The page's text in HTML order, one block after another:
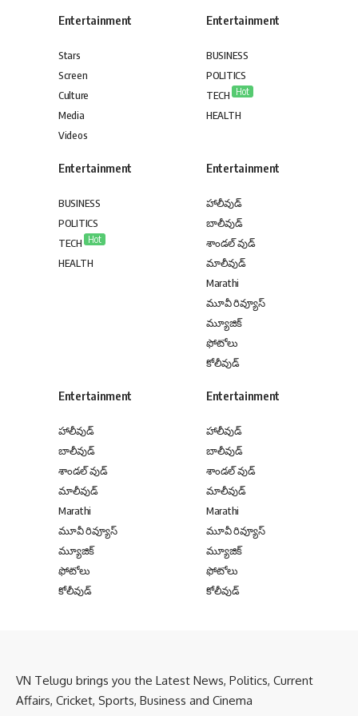
Entertainment
Stars
Screen
Culture
Media
Videos
Entertainment
BUSINESS
POLITICS
TECH Hot
HEALTH
Entertainment
BUSINESS
POLITICS
TECH Hot
HEALTH
Entertainment
హాలీవుడ్
బాలీవుడ్
శాండల్ వుడ్
మాలీవుడ్
Marathi
మూవీ రివ్యూస్
మ్యూజిక్
ఫోటోలు
కోలీవుడ్
Entertainment
హాలీవుడ్
బాలీవుడ్
శాండల్ వుడ్
మాలీవుడ్
Marathi
మూవీ రివ్యూస్
మ్యూజిక్
ఫోటోలు
కోలీవుడ్
Entertainment
హాలీవుడ్
బాలీవుడ్
శాండల్ వుడ్
మాలీవుడ్
Marathi
మూవీ రివ్యూస్
మ్యూజిక్
ఫోటోలు
కోలీవుడ్
VN Telugu brings you the Latest News, Politics, Current
Affairs, Cricket, Sports, Business and Cinema